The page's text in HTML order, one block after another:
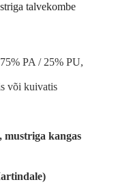
talvekombe
PA / 25% PU,
või kuivatis
mustriga kangas